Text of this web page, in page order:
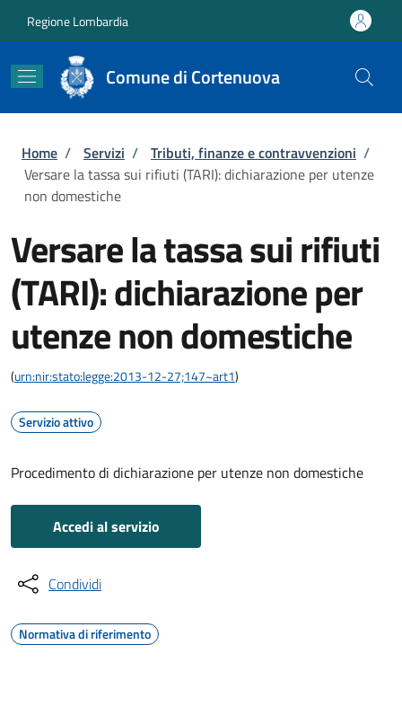
Regione Lombardia
Comune di Cortenuova
Briciole di pane
Home / Servizi / Tributi, finanze e contravvenzioni /
Versare la tassa sui rifiuti (TARI): dichiarazione per utenze
non domestiche
Versare la tassa sui rifiuti
(TARI): dichiarazione per
utenze non domestiche
(urn:nir:stato:legge:2013-12-27;147~art1)
Servizio attivo
Procedimento di dichiarazione per utenze non domestiche
Accedi al servizio
Condividi
Normativa di riferimento